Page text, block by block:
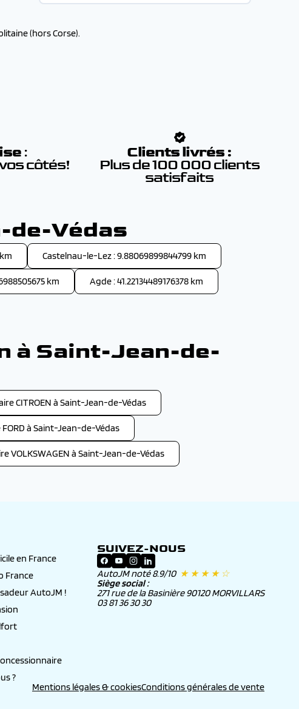
(hors Corse).
:
côtés!
Clients livrés :
Plus de 100 000 clients
satisfaits
de-Védas
Castelnau-le-Lez : 9.88069899844799 km
km Agde : 41.22134489176378 km
à Saint-Jean-de-
CITROEN à Saint-Jean-de-Védas
à Saint-Jean-de-Védas
VOLKSWAGEN à Saint-Jean-de-Védas
en France
France
AutoJM !
?
SUIVEZ-NOUS
AutoJM noté 8.9/10 ★ ★ ★ ★ ☆
Siège social :
271 rue de la Basinière 90120 MORVILLARS
03 81 36 30 30
Mentions légales & cookiesConditions générales de vente